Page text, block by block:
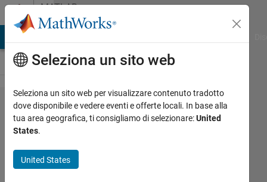
Vai al contenutoMATLAB
Answers
Subscript
indices
be real
Seleziona un sito web
Seleziona un sito web per visualizzare contenuto tradotto
dove disponibile e vedere eventi e offerte locali. In base alla
tua area geografica, ti consigliamo di selezionare:United
States.
United States